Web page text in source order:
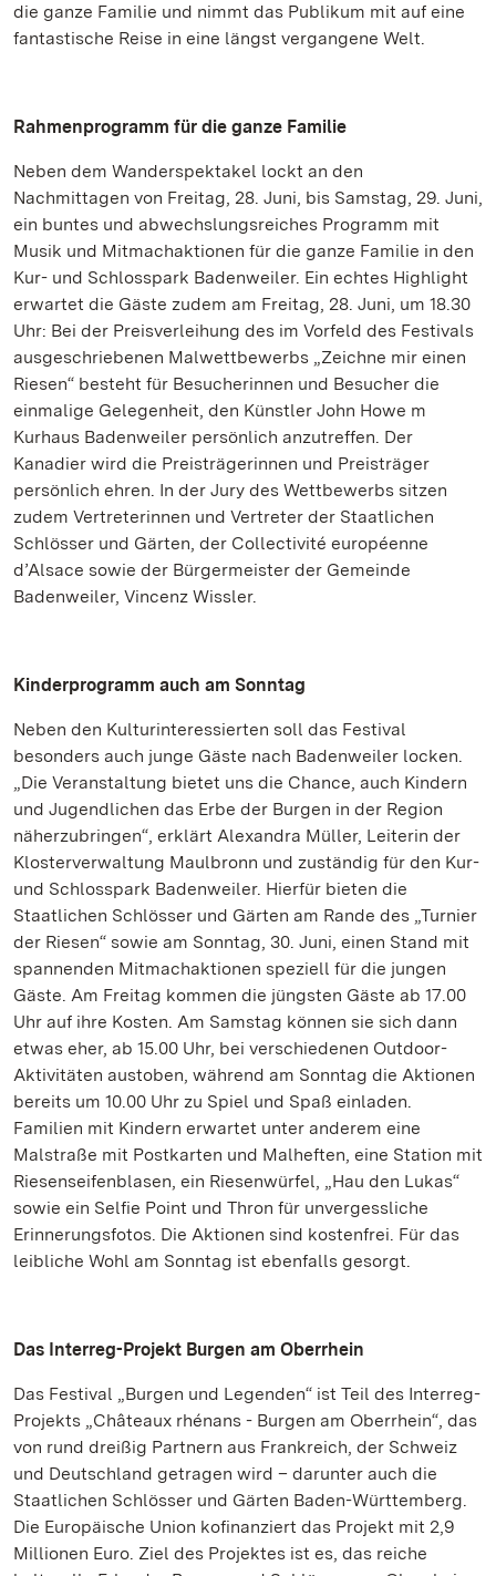
die ganze Familie und nimmt das Publikum mit auf eine
fantastische Reise in eine längst vergangene Welt.
Rahmenprogramm für die ganze Familie
Neben dem Wanderspektakel lockt an den
Nachmittagen von Freitag, 28. Juni, bis Samstag, 29. Juni,
ein buntes und abwechslungsreiches Programm mit
Musik und Mitmachaktionen für die ganze Familie in den
Kur- und Schlosspark Badenweiler. Ein echtes Highlight
erwartet die Gäste zudem am Freitag, 28. Juni, um 18.30
Uhr: Bei der Preisverleihung des im Vorfeld des Festivals
ausgeschriebenen Malwettbewerbs „Zeichne mir einen
Riesen“ besteht für Besucherinnen und Besucher die
einmalige Gelegenheit, den Künstler John Howe m
Kurhaus Badenweiler persönlich anzutreffen. Der
Kanadier wird die Preisträgerinnen und Preisträger
persönlich ehren. In der Jury des Wettbewerbs sitzen
zudem Vertreterinnen und Vertreter der Staatlichen
Schlösser und Gärten, der Collectivité européenne
d’Alsace sowie der Bürgermeister der Gemeinde
Badenweiler, Vincenz Wissler.
Kinderprogramm auch am Sonntag
Neben den Kulturinteressierten soll das Festival
besonders auch junge Gäste nach Badenweiler locken.
„Die Veranstaltung bietet uns die Chance, auch Kindern
und Jugendlichen das Erbe der Burgen in der Region
näherzubringen“, erklärt Alexandra Müller, Leiterin der
Klosterverwaltung Maulbronn und zuständig für den Kur-
und Schlosspark Badenweiler. Hierfür bieten die
Staatlichen Schlösser und Gärten am Rande des „Turnier
der Riesen“ sowie am Sonntag, 30. Juni, einen Stand mit
spannenden Mitmachaktionen speziell für die jungen
Gäste. Am Freitag kommen die jüngsten Gäste ab 17.00
Uhr auf ihre Kosten. Am Samstag können sie sich dann
etwas eher, ab 15.00 Uhr, bei verschiedenen Outdoor-
Aktivitäten austoben, während am Sonntag die Aktionen
bereits um 10.00 Uhr zu Spiel und Spaß einladen.
Familien mit Kindern erwartet unter anderem eine
Malstraße mit Postkarten und Malheften, eine Station mit
Riesenseifenblasen, ein Riesenwürfel, „Hau den Lukas“
sowie ein Selfie Point und Thron für unvergessliche
Erinnerungsfotos. Die Aktionen sind kostenfrei. Für das
leibliche Wohl am Sonntag ist ebenfalls gesorgt.
Das Interreg-Projekt Burgen am Oberrhein
Das Festival „Burgen und Legenden“ ist Teil des Interreg-
Projekts „Châteaux rhénans - Burgen am Oberrhein“, das
von rund dreißig Partnern aus Frankreich, der Schweiz
und Deutschland getragen wird – darunter auch die
Staatlichen Schlösser und Gärten Baden-Württemberg.
Die Europäische Union kofinanziert das Projekt mit 2,9
Millionen Euro. Ziel des Projektes ist es, das reiche